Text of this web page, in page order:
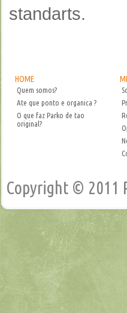
standarts.
HOME
Quem somos?
Ate que ponto e organica ?
O que faz Parko de tao
original?
Copyright © 2011